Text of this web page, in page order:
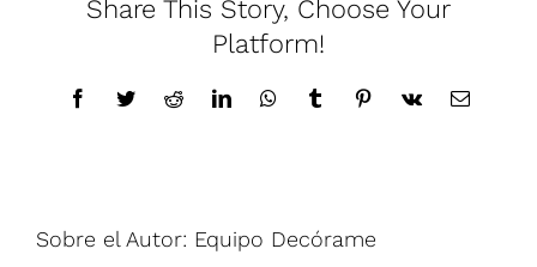
Share This Story, Choose Your
Platform!
FacebookTwitterRedditLinkedInWhatsAppTumblrPinterest
Vk
Correo
Sobre el Autor: Equipo Decórame